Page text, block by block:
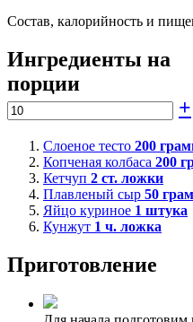
Состав, калорийность и
Ингредиенты на
порции
+
Слоеное тесто 200
Копченая колбаса 200
Кетчуп 2 ст. ложки
Плавленый сыр 50
Яйцо куриное 1 штука
Кунжут 1 ч. ложка
Приготовление